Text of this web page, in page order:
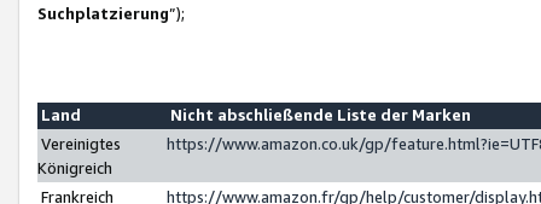
Suchplatzierung”);
Land
Nicht abschließende Liste der Marken
Vereinigtes
Königreich
https://www.amazon.co.uk/gp/
Frankreich
https://www.amazon.fr/gp/help/customer/